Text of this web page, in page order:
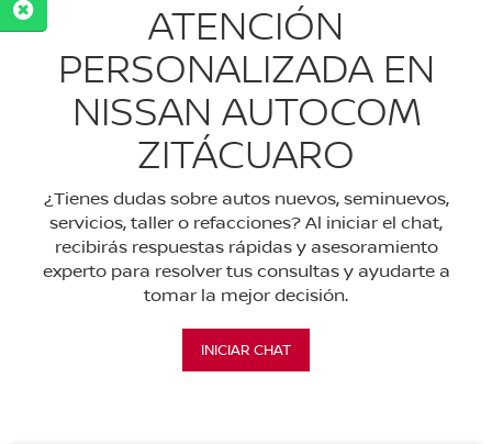
ATENCIÓN
PERSONALIZADA EN
NISSAN AUTOCOM
ZITÁCUARO
¿Tienes dudas sobre autos nuevos, seminuevos,
servicios, taller o refacciones? Al iniciar el chat,
recibirás respuestas rápidas y asesoramiento
experto para resolver tus consultas y ayudarte a
tomar la mejor decisión.
INICIAR CHAT